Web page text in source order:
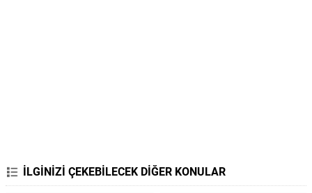
İLGİNİZİ ÇEKEBİLECEK DİĞER KONULAR